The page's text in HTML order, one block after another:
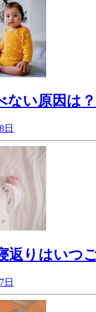
ない原因は
日
返りはいつ
日